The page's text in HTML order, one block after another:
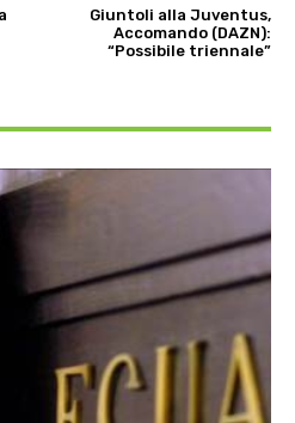
Giuntoli alla Juventus,
Accomando (DAZN):
“Possibile triennale”